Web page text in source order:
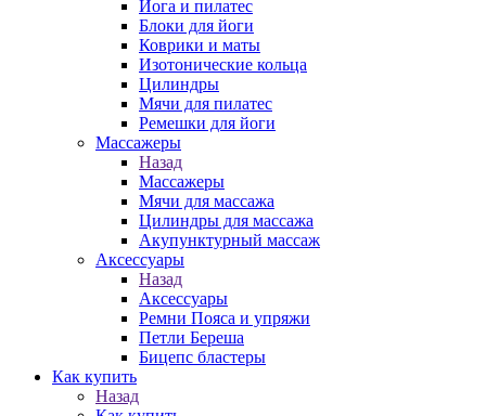
Йога и пилатес
Блоки для йоги
Коврики и маты
Изотонические кольца
Цилиндры
Мячи для пилатес
Ремешки для йоги
Массажеры
Назад
Массажеры
Мячи для массажа
Цилиндры для массажа
Акупунктурный массаж
Аксессуары
Назад
Аксессуары
Ремни Пояса и упряжи
Петли Береша
Бицепс бластеры
Как купить
Назад